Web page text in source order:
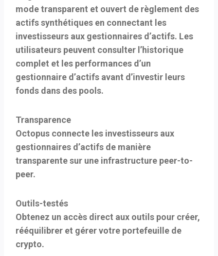
mode transparent et ouvert de règlement des
actifs synthétiques en connectant les
investisseurs aux gestionnaires d’actifs. Les
utilisateurs peuvent consulter l’historique
complet et les performances d’un
gestionnaire d’actifs avant d’investir leurs
fonds dans des pools.
Transparence
Octopus connecte les investisseurs aux
gestionnaires d’actifs de manière
transparente sur une infrastructure peer-to-
peer.
Outils-testés
Obtenez un accès direct aux outils pour créer,
rééquilibrer et gérer votre portefeuille de
crypto.